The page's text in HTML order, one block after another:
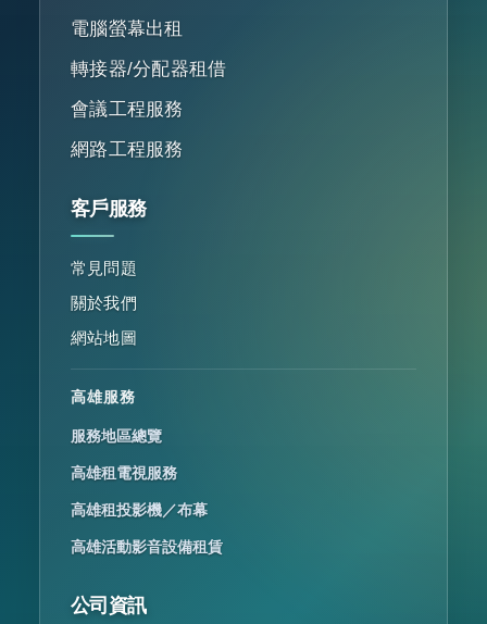
電腦螢幕出租
轉接器/分配器租借
會議工程服務
網路工程服務
客戶服務
常見問題
關於我們
網站地圖
高雄服務
服務地區總覽
高雄租電視服務
高雄租投影機／布幕
高雄活動影音設備租賃
公司資訊